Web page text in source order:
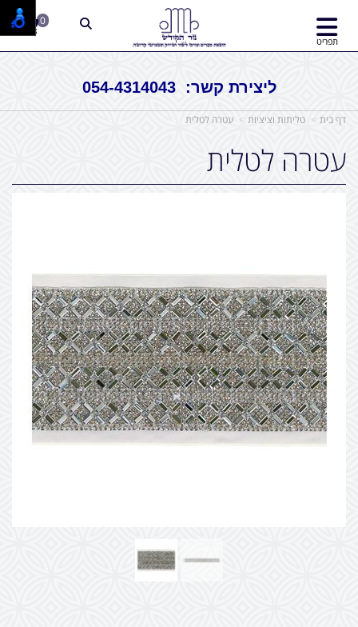
ליצירת קשר: 054-4314043
תפריט
0
דף בית טליתות וציציות עטרה לטלית
עטרה לטלית